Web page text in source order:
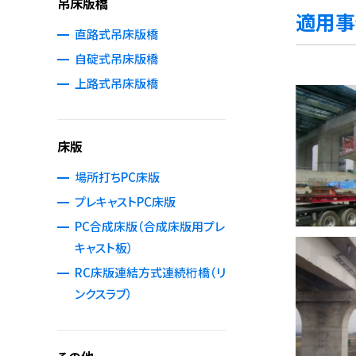
直路式吊床版橋
自碇式吊床版橋
上路式吊床版橋
床版
場所打ちPC床版
プレキャストPC床版
PC合成床版（合成床版用プレ
キャスト板）
RC床版連結方式連続桁橋（リ
ンクスラブ）
適用